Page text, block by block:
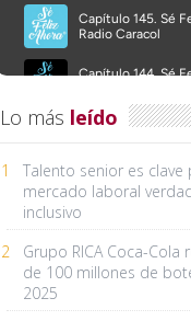
Lo más leído
1
Talento senior es clave
mercado laboral
inclusivo
2
Grupo RICA Coca-Cola
de 100 millones de
2025